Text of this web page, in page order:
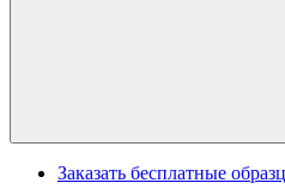
Заказать бесплатные